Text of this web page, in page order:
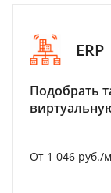
ERP
Подобрать
От 1 046 руб./